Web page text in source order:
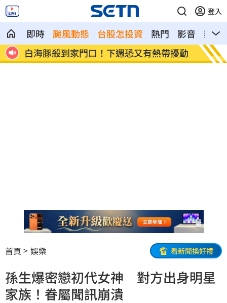
登入
即時 颱風動態 台股怎投資 熱門 影音
熱搜
幕 白海豚殺到家門口！下週恐又有熱帶擾動 自稱
首頁 娛樂 看新聞換好禮
孫生爆密戀初代女神 對方出身明星
家族！眷屬聞訊崩潰